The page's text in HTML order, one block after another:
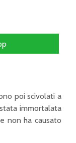
poi scivolati a
immortalata
non ha causato